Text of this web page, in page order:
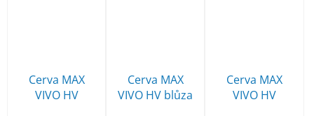
Cerva MAX
VIVO HV
Cerva MAX
VIVO HV blůza
Cerva MAX
VIVO HV